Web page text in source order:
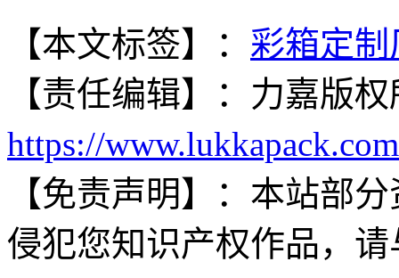
【本文标签】： 彩箱定制
【责任编辑】： 力嘉版权
https://www.lukkapack.com
【免责声明】： 本站部
侵犯您知识产权作品，